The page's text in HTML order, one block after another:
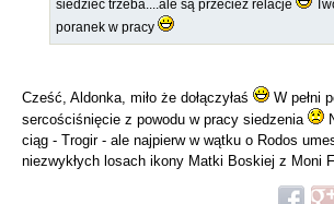
siedzieć trzeba....ale są przecież relacje
poranek w pracy
Cześć, Aldonka, miło że dołączyłaś
W pełni
sercościśnięcie z powodu w pracy siedzenia
ciąg - Trogir - ale najpierw w wątku o Rodos
niezwykłych losach ikony Matki Boskiej z Moni